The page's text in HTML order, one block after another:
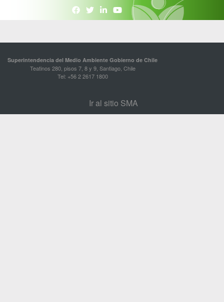
Superintendencia del Medio Ambiente Gobierno de Chile
Teatinos 280, pisos 7, 8 y 9, Santiago, Chile
Tel: +56 2 2617 1800
Ir al sitio SMA